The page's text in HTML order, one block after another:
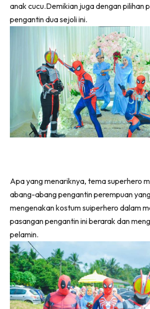
anak cucu.Demikian juga dengan pilihan
pengantin dua sejoli ini.
Apa yang menariknya, tema superhero
abang-abang pengantin perempuan
mengenakan kostum suiperhero dalam
pasangan pengantin ini berarak dan
pelamin.